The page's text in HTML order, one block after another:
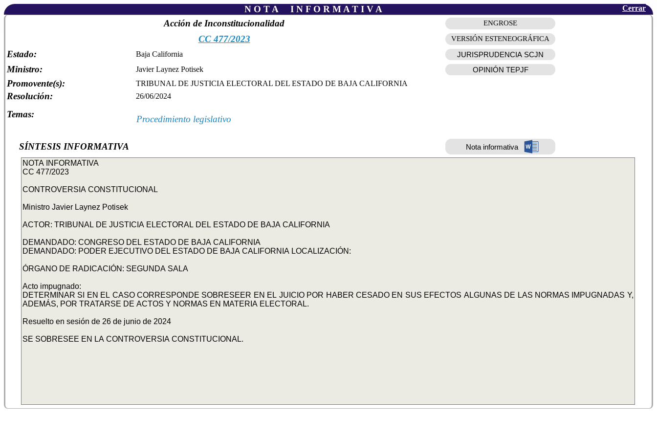
N O T A I N F O R M A T I V A Cerrar
Acción de Inconstitucionalidad ENGROSE
CC 477/2023 VERSIÓN ESTENEOGRÁFICA
Estado: Baja California
Ministro: Javier Laynez Potisek
Promovente(s): TRIBUNAL DE JUSTICIA ELECTORAL DEL ESTADO DE BAJA CALIFORNIA
Resolución: 26/06/2024
Temas: Procedimiento legislativo
SÍNTESIS INFORMATIVA